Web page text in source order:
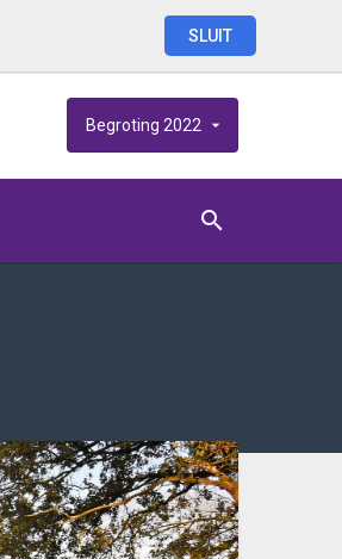
SLUIT
Begroting 2022